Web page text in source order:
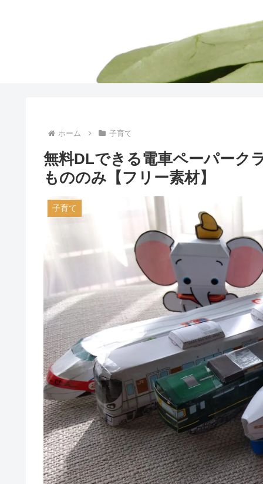
ホーム 子育て
無料DLできる電車ペーパーク
もののみ【フリー素材】
子育て